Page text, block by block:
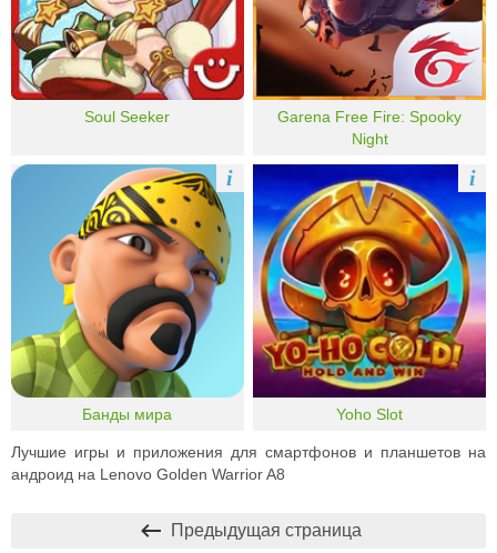
Soul Seeker
Garena Free Fire: Spooky
Night
Банды мира
i
Yoho Slot
i
Лучшие игры и приложения для смартфонов и планшетов на
андроид на Lenovo Golden Warrior A8
Предыдущая страница